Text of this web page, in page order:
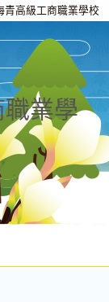
青高級工商職業學校
業學